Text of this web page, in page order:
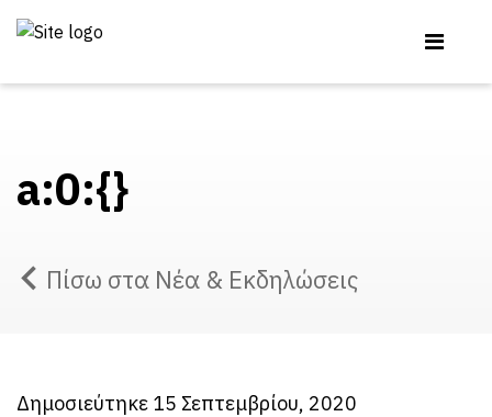
a:0:{}
Πίσω στα Νέα & Εκδηλώσεις
Δημοσιεύτηκε 15 Σεπτεμβρίου, 2020